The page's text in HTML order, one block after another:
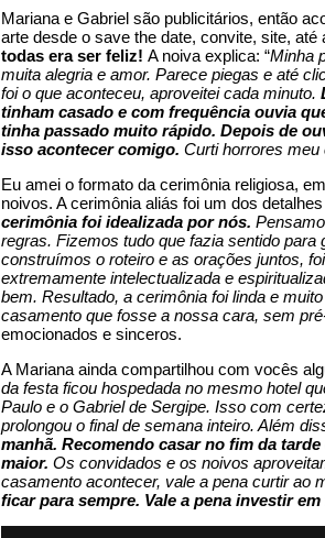
Mariana e Gabriel são publicitários, então
arte desde o save the date, convite, site,
todas era ser feliz! A noiva explica: “Minha
muita alegria e amor. Parece piegas e até
foi o que aconteceu, aproveitei cada minuto.
tinham casado e com frequência ouvia
tinha passado muito rápido. Depois de
isso acontecer comigo. Curti horrores meu
Eu amei o formato da cerimônia religiosa,
noivos. A cerimônia aliás foi um dos
cerimônia foi idealizada por nós.
regras. Fizemos tudo que fazia sentido
construímos o roteiro e as orações juntos,
extremamente intelectualizada e
bem. Resultado, a cerimônia foi linda e
casamento que fosse a nossa cara, sem
emocionados e sinceros.
A Mariana ainda compartilhou com vocês
da festa ficou hospedada no mesmo hotel
Paulo e o Gabriel de Sergipe. Isso com
prolongou o final de semana inteiro. Além
manhã. Recomendo casar no fim da
maior. Os convidados e os noivos
casamento acontecer, vale a pena curtir ao
ficar para sempre. Vale a pena investir